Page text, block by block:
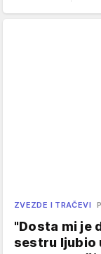
ZVEZDE I TRAČEVI
"Dosta mi je
sestru ljubio